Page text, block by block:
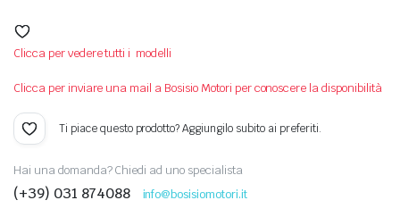
Clicca per vedere tutti i modelli
Clicca per inviare una mail a Bosisio Motori per conoscere la disponibilità
Ti piace questo prodotto? Aggiungilo subito ai preferiti.
Hai una domanda? Chiedi ad uno specialista
(+39) 031 874088 info@bosisiomotori.it